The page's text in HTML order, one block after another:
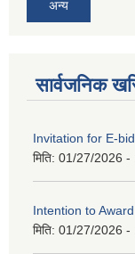
अन्य
सार्वजनिक
Invitation for E-bid
मिति: 01/27/2026 -
Intention to Award
मिति: 01/27/2026 -